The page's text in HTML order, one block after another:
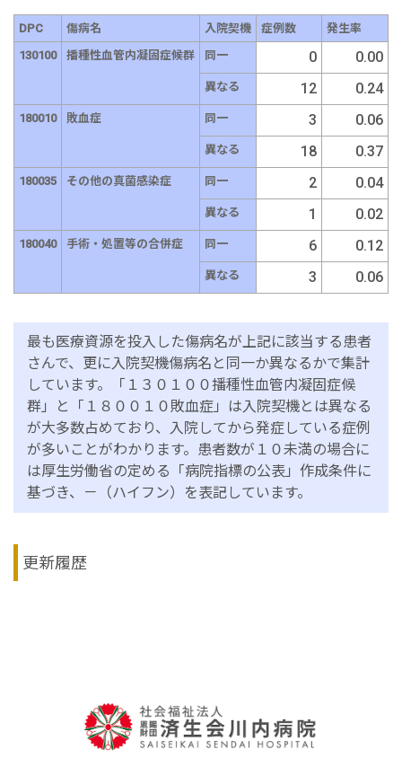
DPC 傷病名 入院契機 症例数
発生率
130100
播種性血管内凝固症候群 同一 0 0.00
異なる 12 0.24
180010 敗血症 同一 3 0.06
異なる 18 0.37
180035 その他の真菌感染症 同一 2 0.04
異なる 1 0.02
180040 手術・処置等の合併症 同一 6 0.12
異なる 3 0.06
最も医療資源を投入した傷病名が上記に該当する患者
さんで、更に入院契機傷病名と同一か異なるかで集計
しています。「１３０１００播種性血管内凝固症候
群」と「１８００１０敗血症」は入院契機とは異なる
が大多数占めており、入院してから発症している症例
が多いことがわかります。患者数が１０未満の場合に
は厚生労働省の定める「病院指標の公表」作成条件に
基づき、－（ハイフン）を表記しています。
更新履歴